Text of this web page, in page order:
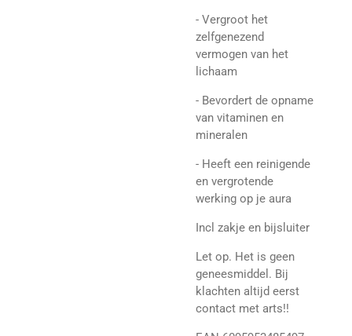
- Vergroot het
zelfgenezend
vermogen van het
lichaam
- Bevordert de opname
van vitaminen en
mineralen
- Heeft een reinigende
en vergrotende
werking op je aura
Incl zakje en bijsluiter
Let op. Het is geen
geneesmiddel. Bij
klachten altijd eerst
contact met arts!!